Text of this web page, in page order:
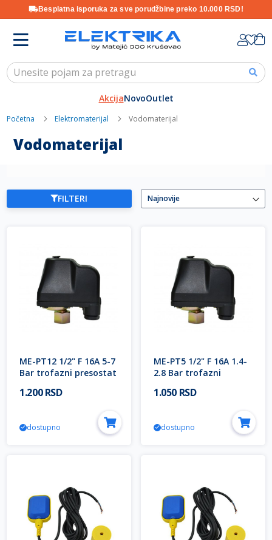
Besplatna isporuka za sve porudžbine preko 10.000 RSD!
Content
AkcijaNovoOutlet
Početna Elektromaterijal Vodomaterijal
Vodomaterijal
FILTERI
ME-PT12 1/2" F 16A 5-7
Bar trofazni presostat
(tlačna vazdušna
1.200 RSD
dostupno
ME-PT5 1/2" F 16A 1.4-
2.8 Bar trofazni
vazduh IP54 (tlačna
1.050 RSD
dostupno